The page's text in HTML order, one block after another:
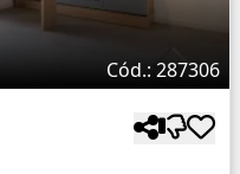
Cód.: 287306